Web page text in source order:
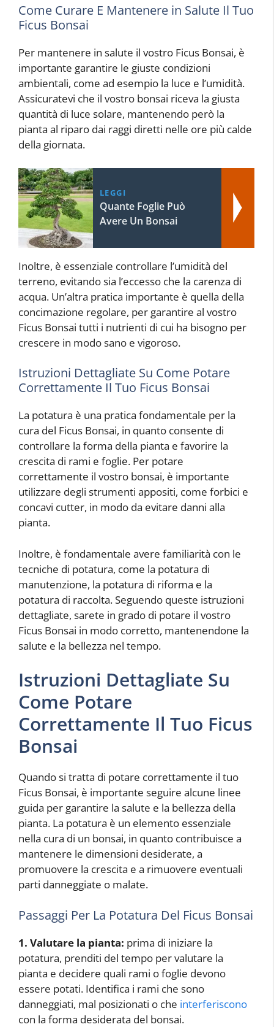
Come Curare E Mantenere in Salute Il Tuo
Ficus Bonsai
Per mantenere in salute il vostro Ficus Bonsai, è
importante garantire le giuste condizioni
ambientali, come ad esempio la luce e l’umidità.
Assicuratevi che il vostro bonsai riceva la giusta
quantità di luce solare, mantenendo però la
pianta al riparo dai raggi diretti nelle ore più calde
della giornata.
LEGGI
Quante Foglie Può
Avere Un Bonsai
Inoltre, è essenziale controllare l’umidità del
terreno, evitando sia l’eccesso che la carenza di
acqua. Un’altra pratica importante è quella della
concimazione regolare, per garantire al vostro
Ficus Bonsai tutti i nutrienti di cui ha bisogno per
crescere in modo sano e vigoroso.
Istruzioni Dettagliate Su Come Potare
Correttamente Il Tuo Ficus Bonsai
La potatura è una pratica fondamentale per la
cura del Ficus Bonsai, in quanto consente di
controllare la forma della pianta e favorire la
crescita di rami e foglie. Per potare
correttamente il vostro bonsai, è importante
utilizzare degli strumenti appositi, come forbici e
concavi cutter, in modo da evitare danni alla
pianta.
Inoltre, è fondamentale avere familiarità con le
tecniche di potatura, come la potatura di
manutenzione, la potatura di riforma e la
potatura di raccolta. Seguendo queste istruzioni
dettagliate, sarete in grado di potare il vostro
Ficus Bonsai in modo corretto, mantenendone la
salute e la bellezza nel tempo.
Istruzioni Dettagliate Su
Come Potare
Correttamente Il Tuo Ficus
Bonsai
Quando si tratta di potare correttamente il tuo
Ficus Bonsai, è importante seguire alcune linee
guida per garantire la salute e la bellezza della
pianta. La potatura è un elemento essenziale
nella cura di un bonsai, in quanto contribuisce a
mantenere le dimensioni desiderate, a
promuovere la crescita e a rimuovere eventuali
parti danneggiate o malate.
Passaggi Per La Potatura Del Ficus Bonsai
1. Valutare la pianta: prima di iniziare la
potatura, prenditi del tempo per valutare la
pianta e decidere quali rami o foglie devono
essere potati. Identifica i rami che sono
danneggiati, mal posizionati o che interferiscono
con la forma desiderata del bonsai.